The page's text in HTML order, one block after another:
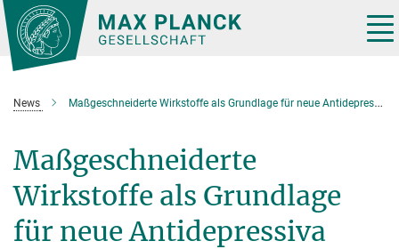
Hauptinhalt
News Maßgeschneiderte Wirkstoffe als Grundlage für neue Antidepressiva
Maßgeschneiderte
Wirkstoffe als Grundlage
für neue Antidepressiva